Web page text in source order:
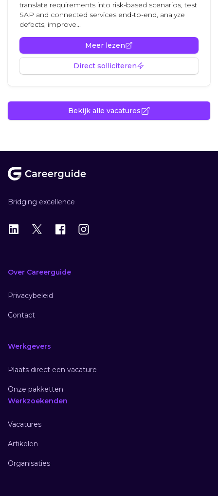
translate requirements into risk-based scenarios, test
SAP and connected services end-to-end, analyze
defects, improve...
Meer lezen
Direct solliciteren
Bekijk alle vacatures
Bridging excellence
LinkedIn
X Instagram
Over Careerguide
Privacybeleid
Contact
Werkgevers
Plaats direct een vacature
Onze pakketten
Werkzoekenden
Vacatures
Artikelen
Organisaties